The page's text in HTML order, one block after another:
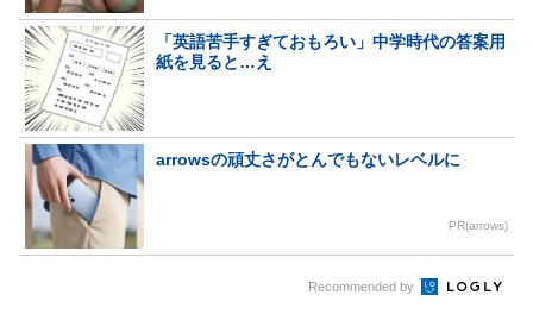
「英語苦手すぎておもろい」中学時代の答案用
紙を見ると…え
arrowsの頑丈さがとんでもないレベルに
PR(arrows)
Recommended by